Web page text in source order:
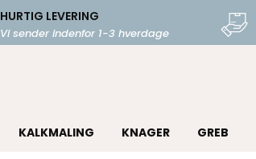
HURTIG LEVERING
Vi sender indenfor 1-3 hverdage
KALKMALING KNAGER GREB